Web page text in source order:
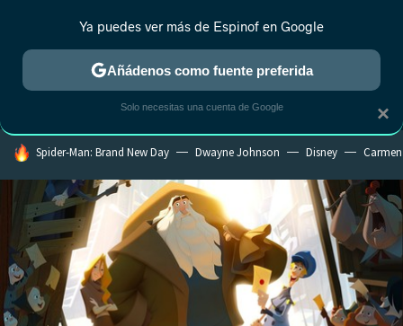
MENÚ NUEVO
ESTRENOS REALITY ANIME RANKINGS CINE
HOY SE HABLA DE
Spider-Man: Brand New Day Dwayne Johnson Disney
×
Ya puedes ver más de Espinof en Google
Añádenos como fuente preferida
Solo necesitas una cuenta de Google